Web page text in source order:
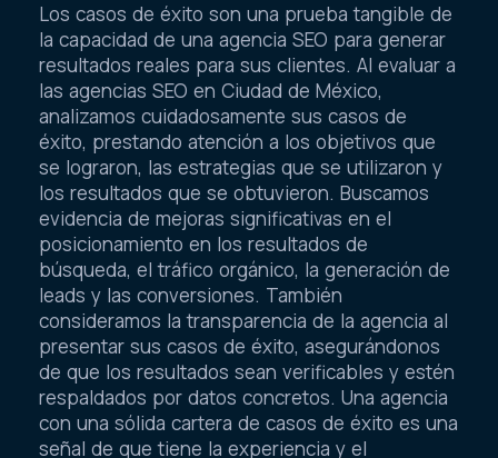
Los casos de éxito son una prueba tangible de
la capacidad de una agencia SEO para generar
resultados reales para sus clientes. Al evaluar a
las agencias SEO en Ciudad de México,
analizamos cuidadosamente sus casos de
éxito, prestando atención a los objetivos que
se lograron, las estrategias que se utilizaron y
los resultados que se obtuvieron. Buscamos
evidencia de mejoras significativas en el
posicionamiento en los resultados de
búsqueda, el tráfico orgánico, la generación de
leads y las conversiones. También
consideramos la transparencia de la agencia al
presentar sus casos de éxito, asegurándonos
de que los resultados sean verificables y estén
respaldados por datos concretos. Una agencia
con una sólida cartera de casos de éxito es una
señal de que tiene la experiencia y el